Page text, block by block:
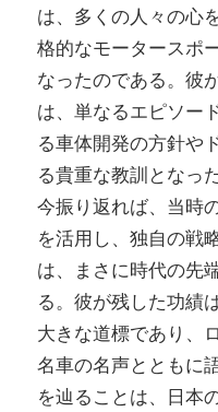
は、多くの人々の心
格的なモータースポ
なったのである。彼
は、単なるエピソー
る車体開発の方針や
る貴重な教訓となった
今振り返れば、当時
を活用し、独自の戦
は、まさに時代の先
る。彼が残した功績
大きな道標であり、
名車の名声とともに
を辿ることは、日本